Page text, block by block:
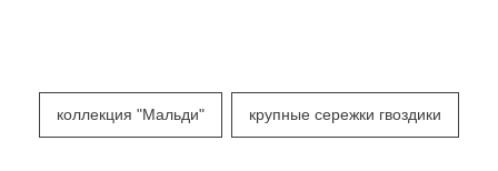
коллекция "Мальди" крупные сережки гвоздики